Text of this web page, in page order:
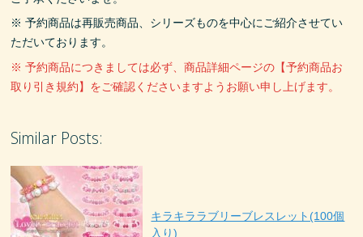
※ 予約商品は再販売商品、シリーズものを中心にご紹介させてい
ただいております。
※ 予約商品につきましては必ず、商品詳細ページの【予約商品お
取り引き規約】をご確認くださいますようお願い申し上げます。
Similar Posts:
キラキララブリーブレスレット(100個
入り)